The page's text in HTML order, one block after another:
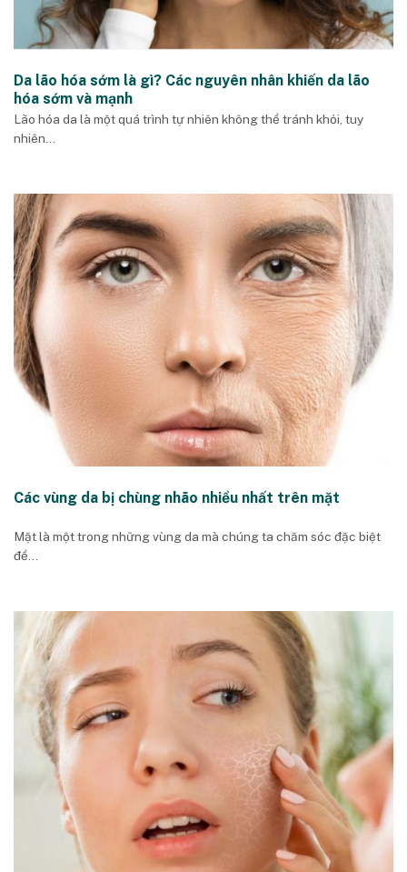
Da lão hóa sớm là gì? Các nguyên nhân khiến da lão
hóa sớm và mạnh
Lão hóa da là một quá trình tự nhiên không thể tránh khỏi, tuy
nhiên...
Các vùng da bị chùng nhão nhiều nhất trên mặt
Mặt là một trong những vùng da mà chúng ta chăm sóc đặc biệt
để...